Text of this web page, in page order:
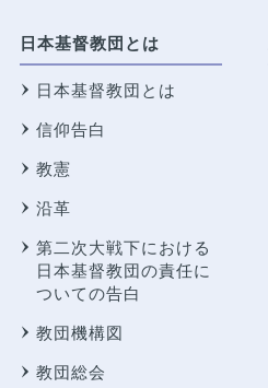
日本基督教団とは
日本基督教団とは
信仰告白
教憲
沿革
第二次大戦下における
日本基督教団の責任に
ついての告白
教団機構図
教団総会